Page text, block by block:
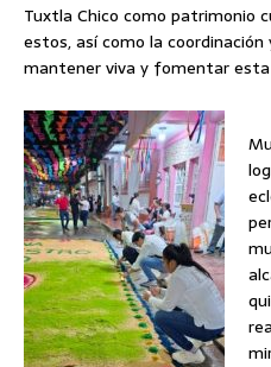
Tuxtla Chico como patrimonio
estos, así como la
mantener viva y fomentar